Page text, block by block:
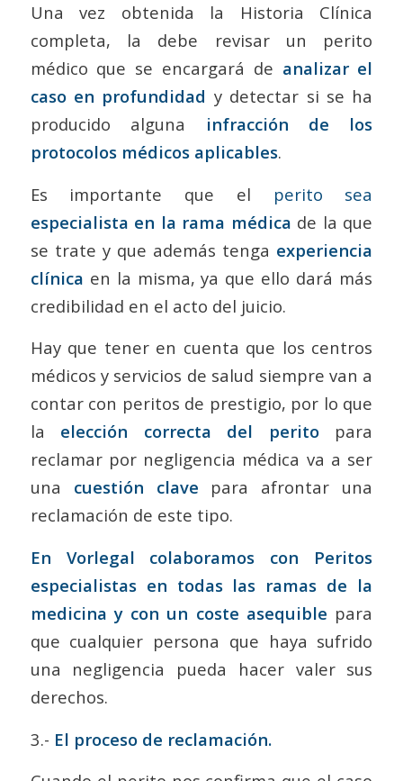
Una vez obtenida la Historia Clínica
completa, la debe revisar un perito
médico que se encargará de analizar el
caso en profundidad y detectar si se ha
producido alguna infracción de los
protocolos médicos aplicables.
Es importante que el perito sea
especialista en la rama médica de la que
se trate y que además tenga experiencia
clínica en la misma, ya que ello dará más
credibilidad en el acto del juicio.
Hay que tener en cuenta que los centros
médicos y servicios de salud siempre van a
contar con peritos de prestigio, por lo que
la elección correcta del peritopara
reclamar por negligencia médica va a ser
una cuestión clave para afrontar una
reclamación de este tipo.
En Vorlegal colaboramos con Peritos
especialistas en todas las ramas de la
medicina y con un coste asequible para
que cualquier persona que haya sufrido
una negligencia pueda hacer valer sus
derechos.
3.- El proceso de reclamación.